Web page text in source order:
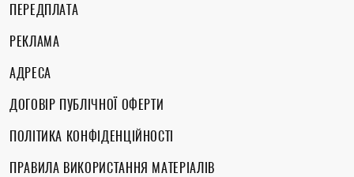
ПЕРЕДПЛАТА
РЕКЛАМА
АДРЕСА
ДОГОВІР ПУБЛІЧНОЇ ОФЕРТИ
ПОЛІТИКА КОНФІДЕНЦІЙНОСТІ
ПРАВИЛА ВИКОРИСТАННЯ МАТЕРІАЛІВ